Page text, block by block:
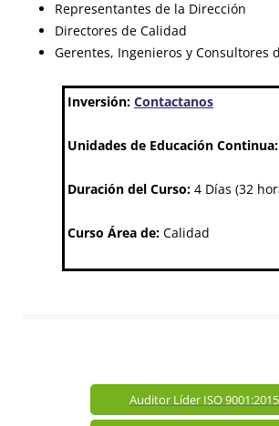
Representantes de la Dirección
Directores de Calidad
Gerentes, Ingenieros y Consultores
Inversión: Contactanos
Unidades de Educación Continua:
Duración del Curso: 4 Días (32
Curso Área de: Calidad
Auditor Líder ISO 9001:2015